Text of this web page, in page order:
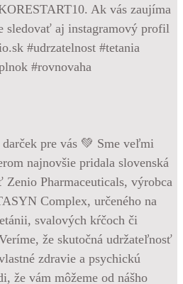
pre vás 💚 Sme veľmi
najnovšie pridala slovenská
Zenio Pharmaceuticals, výrobca
Complex, určeného na
svalových kŕčoch či
že skutočná udržateľnosť
zdravie a psychickú
že vám môžeme od nášho